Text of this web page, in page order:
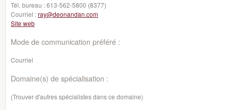
Tél. bureau :613-562-5800 (8377)
Courriel :ray@deonandan.com
Site web
Mode de communication préféré :
Courriel
Domaine(s) de spécialisation :
(Trouver d'autres spécialistes dans ce domaine)